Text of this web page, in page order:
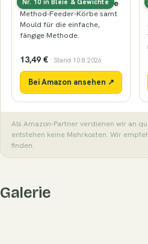
Nr. 10 in Bleie & Gewichte
Method-Feeder & Körbe
Method-Feeder-Körbe samt
Mould für die einfache,
fängige Methode.
13,49 € · Stand 10.8.2026
Bei Amazon ansehen ↗
Als Amazon-Partner verdienen wir an
entstehen keine Mehrkosten. Wir
finden.
Galerie